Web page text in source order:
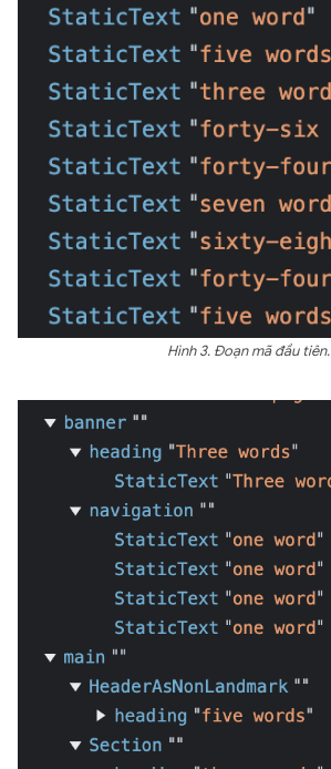
Hình 3. Đoạn mã đầu tiên.